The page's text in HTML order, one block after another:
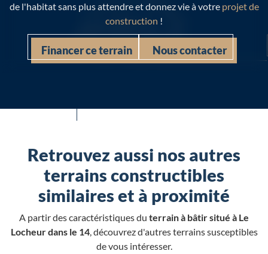
de l'habitat sans plus attendre et donnez vie à votre projet de
construction !
Financer ce terrain Nous contacter
Retrouvez aussi nos autres
terrains constructibles
similaires et à proximité
A partir des caractéristiques du terrain à bâtir situé à Le
Locheur dans le 14, découvrez d'autres terrains susceptibles
de vous intéresser.